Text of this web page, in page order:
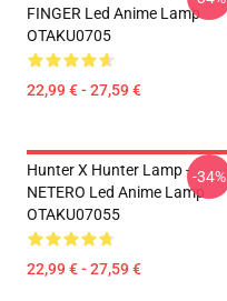
FINGER Led Anime Lamp
OTAKU0705
22,99 € - 27,59 €
Hunter X Hunter Lamp -
NETERO Led Anime Lamp
OTAKU07055
22,99 € - 27,59 €
-34%